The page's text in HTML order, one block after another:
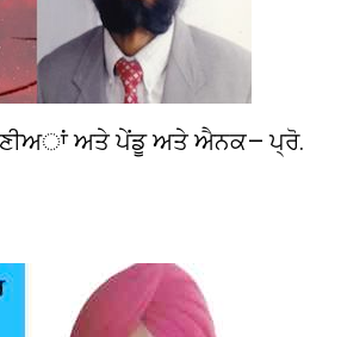
ਅਤੇ ਪੇਂਡੂ ਅਤੇ ਐਨਕ— ਪ੍ਰੋ.